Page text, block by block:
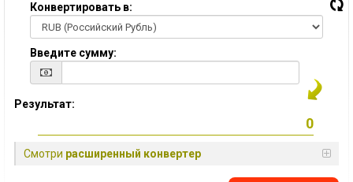
Конвертировать в:
Введите сумму:
Результат:
Смотри расширенный конвертер